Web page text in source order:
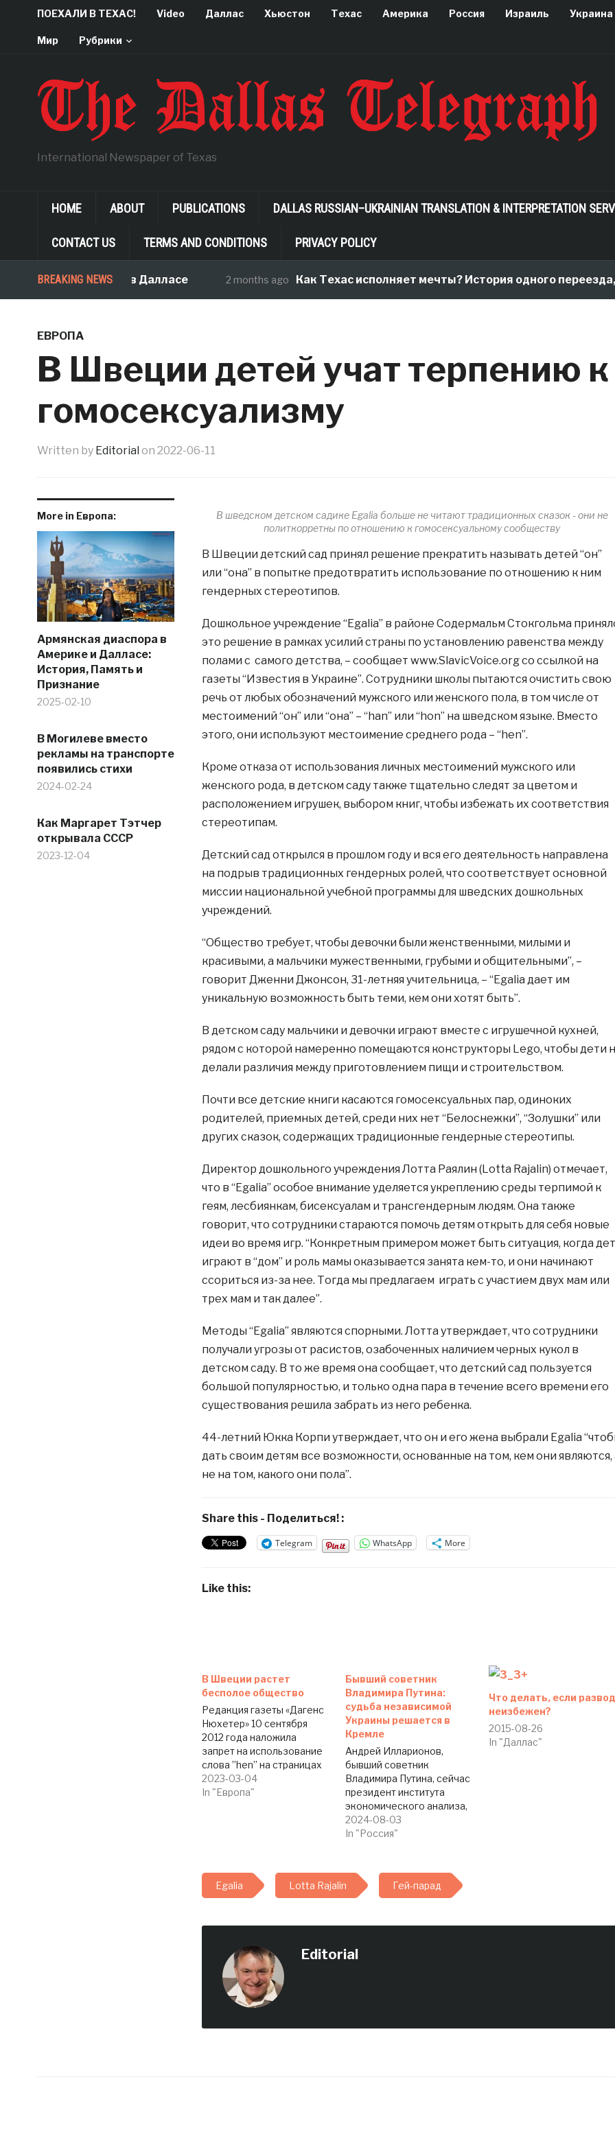
ПОЕХАЛИ В ТЕХАС! Video Даллас Хьюстон Техас Америка Россия Израиль Украина
Мир Рубрики
International Newspaper of Texas
HOME ABOUT PUBLICATIONS DALLAS RUSSIAN–UKRAINIAN TRANSLATION & INTERPRETATION
CONTACT US TERMS AND CONDITIONS PRIVACY POLICY
BREAKING NEWS
покупая дом в Далласе 2 months ago Как Техас исполняет мечты? История одного переезда,
ЕВРОПА
В Швеции детей учат терпению к
гомосексуализму
Written by Editorial on 2022-06-11
More in Европа:
Армянская диаспора в
Америке и Далласе:
История, Память и
Признание
2025-02-10
В Могилеве вместо
рекламы на транспорте
появились стихи
2024-02-24
Как Маргарет Тэтчер
открывала СССР
2023-12-04
В шведском детском садике Egalia больше не читают традиционных сказок - они не
политкорретны по отношению к гомосексуальному сообществу
В Швеции детский сад принял решение прекратить называть детей “он”
или “она” в попытке предотвратить использование по отношению к ним
гендерных стереотипов.
Дошкольное учреждение “Egalia” в районе Содермальм Стокгольма
это решение в рамках усилий страны по установлению равенства между
полами с самого детства, – сообщает www.SlavicVoice.org со ссылкой на
газеты “Известия в Украине”. Сотрудники школы пытаются очистить свою
речь от любых обозначений мужского или женского пола, в том числе от
местоимений “он” или “она” – “han” или “hon” на шведском языке. Вместо
этого, они используют местоимение среднего рода – “hen”.
Кроме отказа от использования личных местоимений мужского или
женского рода, в детском саду также тщательно следят за цветом и
расположением игрушек, выбором книг, чтобы избежать их соответствия
стереотипам.
Детский сад открылся в прошлом году и вся его деятельность направлена
на подрыв традиционных гендерных ролей, что соответствует основной
миссии национальной учебной программы для шведских дошкольных
учреждений.
“Общество требует, чтобы девочки были женственными, милыми и
красивыми, а мальчики мужественными, грубыми и общительными”, –
говорит Дженни Джонсон, 31-летняя учительница, – “Egalia дает им
уникальную возможность быть теми, кем они хотят быть”.
В детском саду мальчики и девочки играют вместе с игрушечной кухней,
рядом с которой намеренно помещаются конструкторы Lego, чтобы дети
делали различия между приготовлением пищи и строительством.
Почти все детские книги касаются гомосексуальных пар, одиноких
родителей, приемных детей, среди них нет “Белоснежки”, “Золушки” или
других сказок, содержащих традиционные гендерные стереотипы.
Директор дошкольного учреждения Лотта Раялин (Lotta Rajalin) отмечает,
что в “Egalia” особое внимание уделяется укреплению среды терпимой к
геям, лесбиянкам, бисексуалам и трансгендерным людям. Она также
говорит, что сотрудники стараются помочь детям открыть для себя новые
идеи во время игр. “Конкретным примером может быть ситуация, когда
играют в “дом” и роль мамы оказывается занята кем-то, и они начинают
ссориться из-за нее. Тогда мы предлагаем играть с участием двух мам или
трех мам и так далее”.
Методы “Egalia” являются спорными. Лотта утверждает, что сотрудники
получали угрозы от расистов, озабоченных наличием черных кукол в
детском саду. В то же время она сообщает, что детский сад пользуется
большой популярностью, и только одна пара в течение всего времени его
существования решила забрать из него ребенка.
44-летний Юкка Корпи утверждает, что он и его жена выбрали Egalia
дать своим детям все возможности, основанные на том, кем они являются,
не на том, какого они пола”.
Share this - Поделиться! :
Telegram WhatsApp More
Like this:
В Швеции растет
бесполое общество
Редакция газеты «Дагенс
Нюхетер» 10 сентября
2012 года наложила
запрет на использование
слова ”hen” на страницах
издания, - сообщает Dallas
Telegraph. Это решение
детей. Так называемая
«hen-дискуссия»,
развернувшаяся в Швеции
года, стала ярким
специфической
скандинавской…
2023-03-04
In "Европа"
Бывший советник
Владимира Путина:
судьба независимой
Украины решается в
Кремле
Андрей Илларионов,
бывший советник
Владимира Путина, сейчас
президент института
экономического анализа,
Россия. Также господин
Илларионов является
площадью. - Здравствуйте,
господин Илларионов. Вы
нас слышите? - Добрый
заявляли о том, что на
недель руководство
2024-08-03
In "Россия"
Что делать, если развод
неизбежен?
2015-08-26
In "Даллас"
Egalia Lotta Rajalin Гей-парад
Editorial